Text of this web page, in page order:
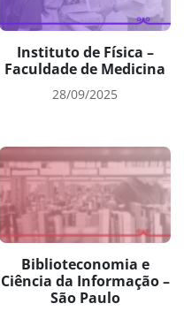
Instituto de Física –
Faculdade de Medicina
28/09/2025
Biblioteconomia e
Ciência da Informação –
São Paulo